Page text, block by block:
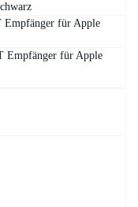
für Apple
Empfänger für Apple